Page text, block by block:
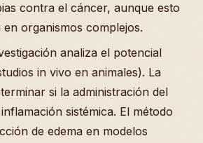
contra el cáncer, aunque esto
organismos complejos.
analiza el potencial
in vivo en animales). La
si la administración del
sistémica. El método
de edema en modelos